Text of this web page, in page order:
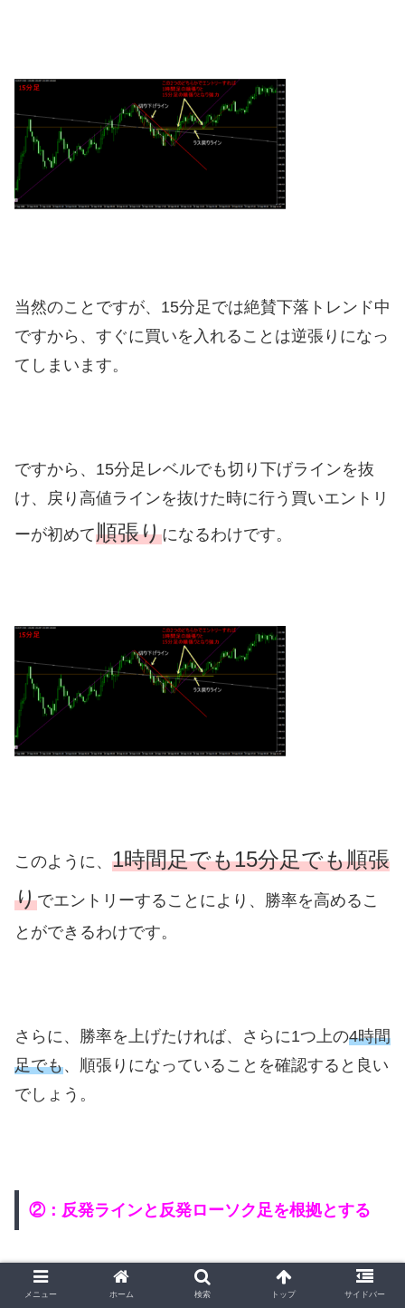
当然のことですが、15分足では絶賛下落トレンド中
ですから、すぐに買いを入れることは逆張りになっ
てしまいます。
ですから、15分足レベルでも切り下げラインを抜
け、戻り高値ラインを抜けた時に行う買いエントリ
ーが初めて順張りになるわけです。
このように、 1時間足でも15分足でも順張
りでエントリーすることにより、勝率を高めるこ
とができるわけです。
さらに、勝率を上げたければ、さらに1つ上の4時間
足でも、順張りになっていることを確認すると良い
でしょう。
②：反発ラインと反発ローソク足を根拠とする
メニュー ホーム 検索 トップ サイドバー